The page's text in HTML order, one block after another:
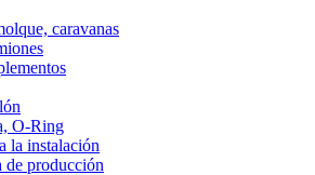
caravanas
O-Ring
la instalación
de producción